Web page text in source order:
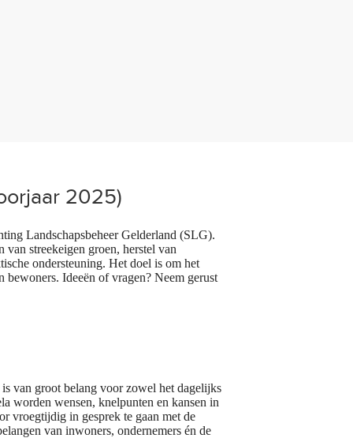
2025)
Landschapsbeheer Gelderland (SLG).
streekeigen groen, herstel van
ondersteuning. Het doel is om het
Ideeën of vragen? Neem gerust
van groot belang voor zowel het dagelijks
worden wensen, knelpunten en kansen in
vroegtijdig in gesprek te gaan met de
van inwoners, ondernemers én de